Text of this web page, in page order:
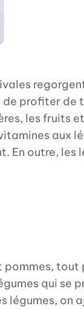
profiter de
les fruits
aux
outre,
qui
on